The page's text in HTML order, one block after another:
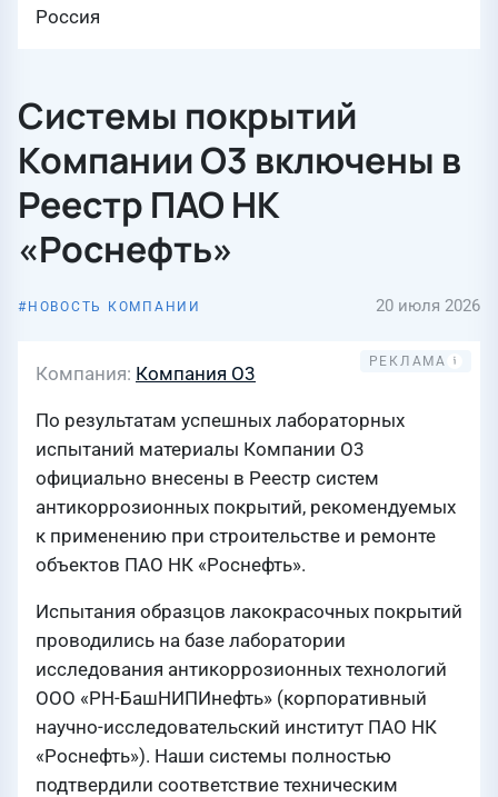
Россия
Системы покрытий
Компании О3 включены в
Реестр ПАО НК
«Роснефть»
НОВОСТЬ КОМПАНИИ 20 июля 2026
Компания Компания О3
По результатам успешных лабораторных
испытаний материалы Компании О3
официально внесены в Реестр систем
антикоррозионных покрытий, рекомендуемых
к применению при строительстве и ремонте
объектов ПАО НК «Роснефть».
Испытания образцов лакокрасочных покрытий
проводились на базе лаборатории
исследования антикоррозионных технологий
ООО «РН-БашНИПИнефть» (корпоративный
научно-исследовательский институт ПАО НК
«Роснефть»). Наши системы полностью
подтвердили соответствие техническим